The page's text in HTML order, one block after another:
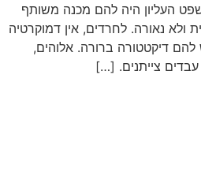
העליון היה להם מכנה משותף
ולא נאורה. לחרדים, אין דמוקרטיה
דיקטטורה ברורה. אלוהים,
עבדים צייתנים. […]